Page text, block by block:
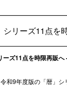
シリーズ11点を
ーズ11点を時限再販へ
和9年度版の「暦」シ